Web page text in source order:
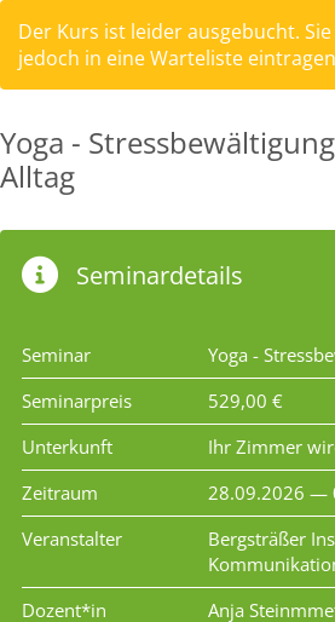
Der Kurs ist leider ausgebucht.
jedoch in eine Warteliste
Yoga -
Alltag
Seminardetails
Seminar
Yoga -
Seminarpreis
529,00 €
Unterkunft
Ihr Zimmer
Zeitraum
28.09.2026 —
Veranstalter
Bergsträßer
Dozent*in
Anja